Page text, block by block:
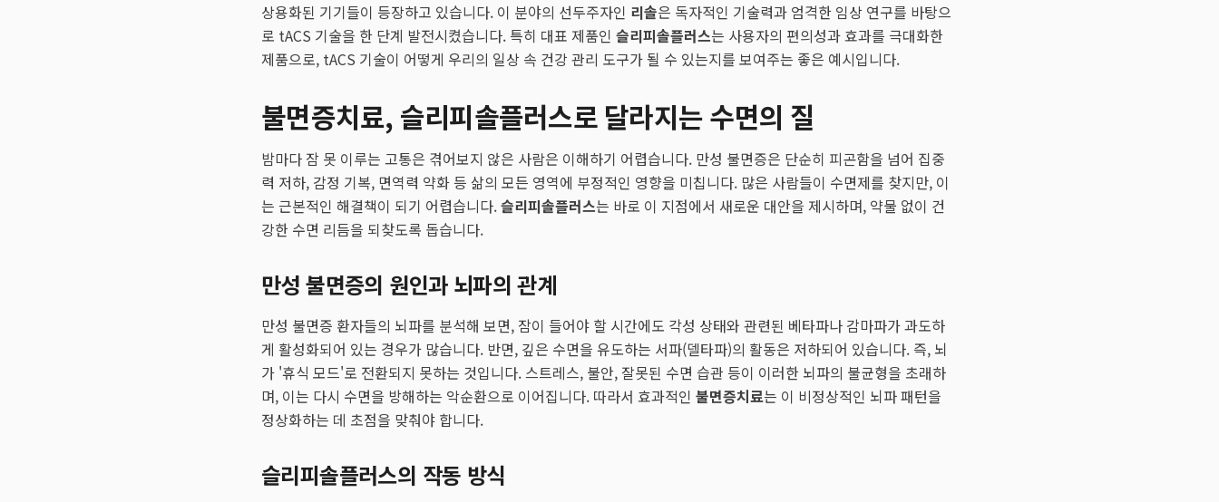
상용화된 기기들이 등장하고 있습니다. 이 분야의 선두주자인 리솔은 독자적인 기술력과 엄격한 임상 연구를 바탕으
로 tACS 기술을 한 단계 발전시켰습니다. 특히 대표 제품인 슬리피솔플러스는 사용자의 편의성과 효과를 극대화한
제품으로, tACS 기술이 어떻게 우리의 일상 속 건강 관리 도구가 될 수 있는지를 보여주는 좋은 예시입니다.
불면증치료, 슬리피솔플러스로 달라지는 수면의 질
밤마다 잠 못 이루는 고통은 겪어보지 않은 사람은 이해하기 어렵습니다. 만성 불면증은 단순히 피곤함을 넘어 집중
력 저하, 감정 기복, 면역력 약화 등 삶의 모든 영역에 부정적인 영향을 미칩니다. 많은 사람들이 수면제를 찾지만, 이
는 근본적인 해결책이 되기 어렵습니다.슬리피솔플러스는 바로 이 지점에서 새로운 대안을 제시하며, 약물 없이 건
강한 수면 리듬을 되찾도록 돕습니다.
만성 불면증의 원인과 뇌파의 관계
만성 불면증 환자들의 뇌파를 분석해 보면, 잠이 들어야 할 시간에도 각성 상태와 관련된 베타파나 감마파가 과도하
게 활성화되어 있는 경우가 많습니다. 반면, 깊은 수면을 유도하는 서파(델타파)의 활동은 저하되어 있습니다. 즉, 뇌
가 '휴식 모드'로 전환되지 못하는 것입니다. 스트레스, 불안, 잘못된 수면 습관 등이 이러한 뇌파의 불균형을 초래하
며, 이는 다시 수면을 방해하는 악순환으로 이어집니다. 따라서 효과적인 불면증치료는 이 비정상적인 뇌파 패턴을
정상화하는 데 초점을 맞춰야 합니다.
슬리피솔플러스의 작동 방식